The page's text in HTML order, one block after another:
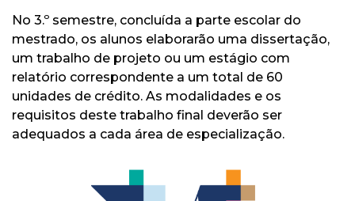
No 3.º semestre, concluída a parte escolar do
mestrado, os alunos elaborarão uma dissertação,
um trabalho de projeto ou um estágio com
relatório correspondente a um total de 60
unidades de crédito. As modalidades e os
requisitos deste trabalho final deverão ser
adequados a cada área de especialização.